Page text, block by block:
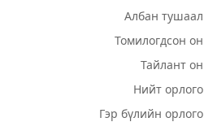
Албан тушаал
Томилогдсон он
Тайлант он
Нийт орлого
Гэр бүлийн орлого